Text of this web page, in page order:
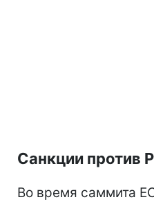
Санкции против
Во время саммита